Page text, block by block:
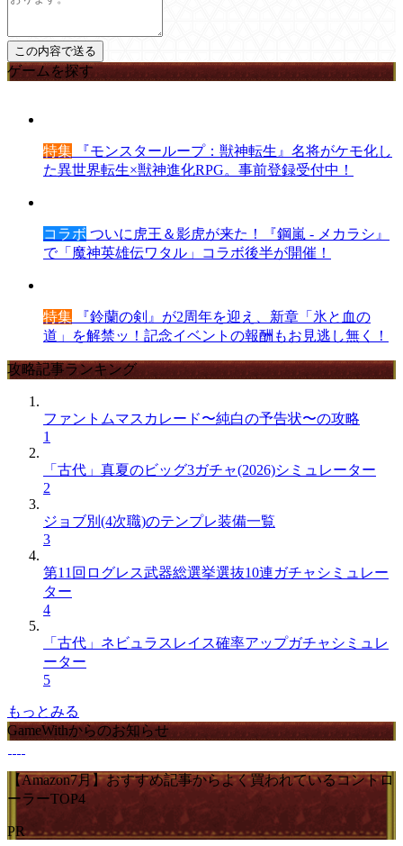
ゲームを探す
特集 『モンスターループ：獣神転生』名将がケモ化し
た異世界転生×獣神進化RPG。事前登録受付中！
コラボ ついに虎王＆影虎が来た！『鋼嵐 - メカラシ』
で「魔神英雄伝ワタル」コラボ後半が開催！
特集 『鈴蘭の剣』が2周年を迎え、新章「氷と血の
道」を解禁ッ！記念イベントの報酬もお見逃し無く！
攻略記事ランキング
ファントムマスカレード〜純白の予告状〜の攻略
1
「古代」真夏のビッグ3ガチャ(2026)シミュレーター
2
ジョブ別(4次職)のテンプレ装備一覧
3
第11回ログレス武器総選挙選抜10連ガチャシミュレー
ター
4
「古代」ネビュラスレイス確率アップガチャシミュレ
ーター
5
もっとみる
GameWithからのお知らせ
【Amazon7月】おすすめ記事からよく買われているコントロ
ーラーTOP4
PR